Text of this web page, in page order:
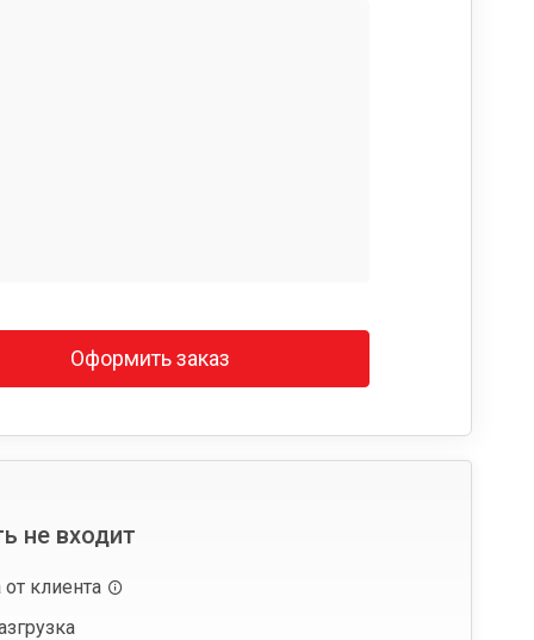
Оформить заказ
не входит
от клиента